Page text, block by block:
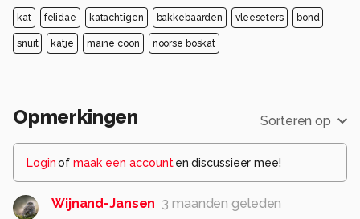
kat felidae katachtigen bakkebaarden vleeseters bond
snuit katje maine coon noorse boskat
Opmerkingen Sorteren op
Loginof maak een account en discussieer mee!
Wijnand-Jansen 3 maanden geleden